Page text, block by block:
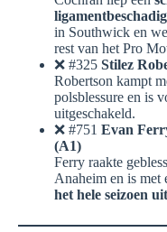
in Southwick en
rest van het Pro
❌ #325 Stilez
Robertson kampt
polsblessure en is
uitgeschakeld.
❌ #751 Evan
(A1)
Ferry raakte
Anaheim en is met
het hele seizoen